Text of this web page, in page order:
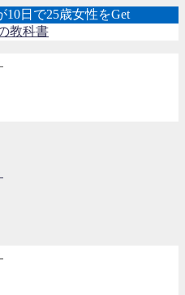
10日で25歳女性をGet
教科書